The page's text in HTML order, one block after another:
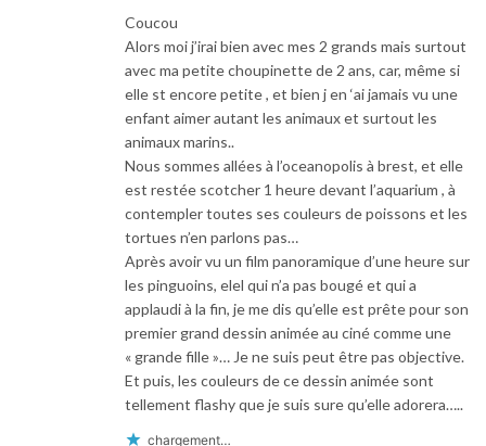
Coucou
Alors moi j’irai bien avec mes 2 grands mais surtout
avec ma petite choupinette de 2 ans, car, même si
elle st encore petite , et bien j en ‘ai jamais vu une
enfant aimer autant les animaux et surtout les
animaux marins..
Nous sommes allées à l’oceanopolis à brest, et elle
est restée scotcher 1 heure devant l’aquarium , à
contempler toutes ses couleurs de poissons et les
tortues n’en parlons pas…
Après avoir vu un film panoramique d’une heure sur
les pinguoins, elel qui n’a pas bougé et qui a
applaudi à la fin, je me dis qu’elle est prête pour son
premier grand dessin animée au ciné comme une
« grande fille »… Je ne suis peut être pas objective.
Et puis, les couleurs de ce dessin animée sont
tellement flashy que je suis sure qu’elle adorera…..
chargement…